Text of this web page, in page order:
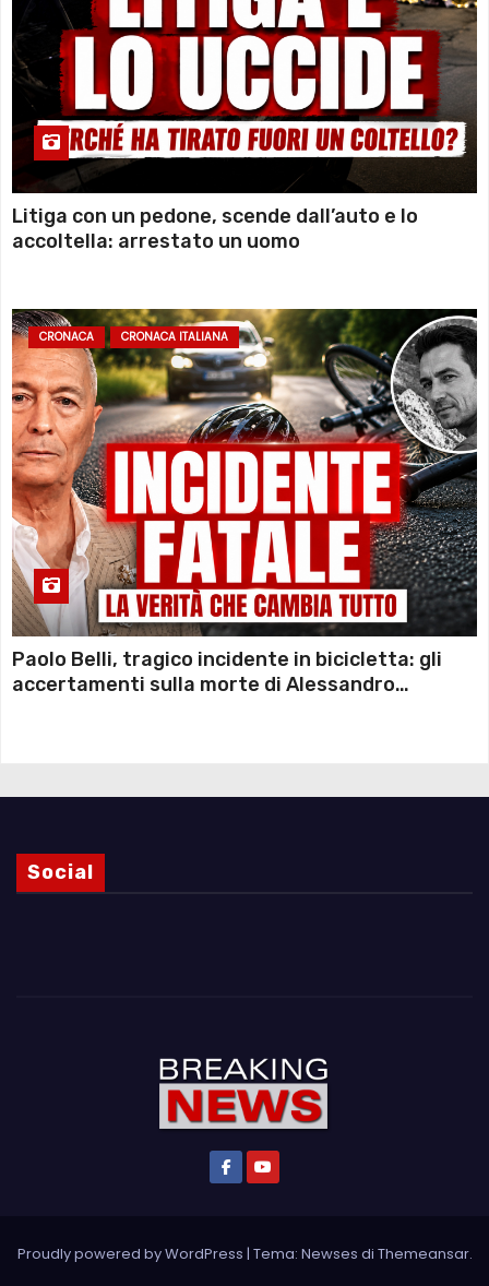
Litiga con un pedone, scende dall’auto e lo
accoltella: arrestato un uomo
CRONACA CRONACA ITALIANA
Paolo Belli, tragico incidente in bicicletta: gli
accertamenti sulla morte di Alessandro
Social
Proudly powered by WordPress | Tema: Newses di Themeansar.